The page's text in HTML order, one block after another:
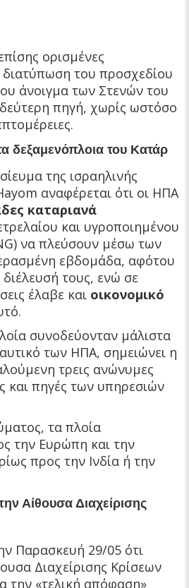
ορισμένες
διατύπωση του προσχεδίου
άνοιγμα των Στενών του
πηγή, χωρίς ωστόσο
δεξαμενόπλοια του Κατάρ
της ισραηλινής
αναφέρεται ότι οι ΗΠΑ
καταριανά
και υγροποιημένου
να πλεύσουν μέσω των
εβδομάδα, αφότου
διέλευσή τους, ενώ σε
έλαβε και οικονομικό
συνοδεύονταν μάλιστα
των ΗΠΑ, σημειώνει η
τρεις ανώνυμες
και πηγές των υπηρεσιών
τα πλοία
την Ευρώπη και την
προς την Ινδία ή την
Αίθουσα Διαχείρισης
Παρασκευή 29/05 ότι
Διαχείρισης Κρίσεων
την «τελική απόφαση»